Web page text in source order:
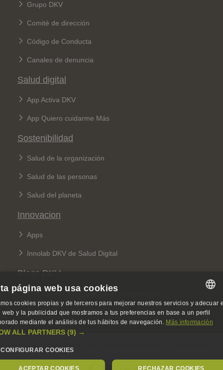
Grupo DKV
Comité de dirección
Código de Conducta
Canales de denuncia
Salud digital
App Activa DKV
App Quiero cuidarme Más
Sostenibilidad
Salud de la organización
Salud de las personas
Salud del planeta
Innovacion
Apps
Innolab DKV de Salud Digital
Blogs DKV
Blog Quiero cuidarme: salud y prevención
Blog 360: sobre seguros y sostenibilidad
Legal Menu
Política de calidad Aviso legal, privacidad y cookies
SPANISH
SPANISH
GERMAN
página web usa cookies
cookies propias y de terceros para mejorar nuestros servicios y adecuar
web y la publicidad que mostramos a tus preferencias en base a un perfil
mediante el análisis de tus hábitos de navegación. Más información
ALL PARTNERS (9) →
CONFIGURAR COOKIES
ACEPTAR COOKIES RECHAZAR COOKIES